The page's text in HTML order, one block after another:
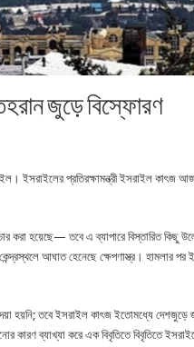
জুড়ে বিস্ফোরণ
ইসরাইলের প্রতিরক্ষামন্ত্রী ইসরাইল কাৎজ
করা হয়েছে— তবে এ ব্যাপারে বিস্তারিত কিছু
আঘাত হেনেছে ক্ষেপণাস্ত্র। হামলার পর
দেয়া হয়নি; তবে ইসরাইল কাৎজ ইতোমধ্যে দেশজুড়ে
কারণ ব্যাখ্যা করে এক বিবৃতিতে বিবৃতিতে